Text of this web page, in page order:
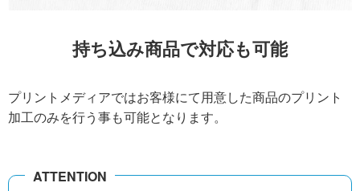
持ち込み商品で対応も可能
プリントメディアではお客様にて用意した商品のプリント
加工のみを行う事も可能となります。